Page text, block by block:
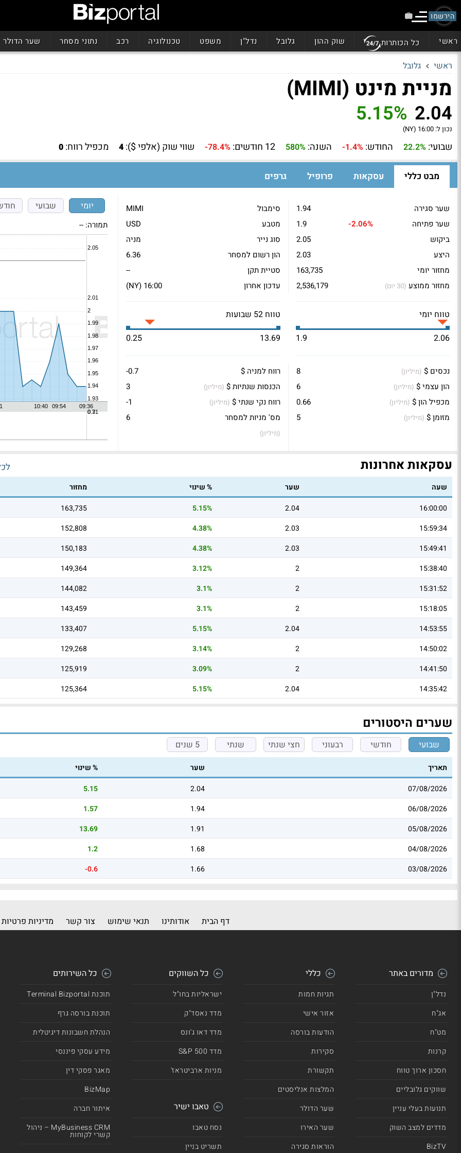
הירשמו
ראשי כל הכותרות שוק ההון גלובל נדל"ן משפט טכנולוגיה רכב נתוני מסחר שער הדולר
ראשי גלובל
מניית מינט (MIMI)
2.04
5.15%
נכון ל: 16:00 (NY)
שבועי: 22.2% החודש: -1.4% השנה: 580% 12 חודשים: -78.4% שווי שוק (אלפי $): 4 מכפיל רווח: 0
מבט כללי עסקאות פרופיל גרפים
שער סגירה
1.94
שער פתיחה
-2.06%
1.9
ביקוש
2.05
היצע
2.03
מחזור יומי
163,735
מחזור ממוצע (30 יום) 2,536,179
סימבול
MIMI
מטבע
USD
סוג נייר
מניה
הון רשום למסחר
6.36
סטיית תקן
--
עדכון אחרון
16:00 (NY)
טווח יומי
2.06
1.9
טווח 52 שבועות
13.69
0.25
נכסים $ (מיליון)
8
הון עצמי $ (מיליון)
6
מכפיל הון $ (מיליון)
0.66
מזומן $ (מיליון) 5
רווח למניה $
-0.7
הכנסות שנתיות $ (מיליון)
3
רווח נקי שנתי $ (מיליון)
-1
מס' מניות למסחר
(מיליון)
6
יומי שבועי
תמורה: --
עסקאות אחרונות
שעה שער % שינוי
מחזור
16:00:00
2.04
5.15%
163,735
15:59:34
2.03
4.38%
152,808
15:49:41
2.03
4.38%
150,183
15:38:40
2
3.12%
149,364
15:31:52
2
3.1%
144,082
15:18:05
2
3.1%
143,459
14:53:55
2.04
5.15%
133,407
14:50:02
2
3.14%
129,268
14:41:50
2
3.09%
125,919
14:35:42
2.04
5.15%
125,364
שערים היסטורים
שבועי חודשי רבעוני חצי שנתי שנתי 5 שנים
תאריך שער
% שינוי
07/08/2026
2.04
5.15
06/08/2026
1.94
1.57
05/08/2026
1.91
13.69
04/08/2026
1.68
1.2
03/08/2026
1.66
-0.6
דף הבית אודותינו תנאי שימוש צור קשר מדיניות פרטיות
מדורים באתר
נדל"ן
אג"ח
מט"ח
קרנות
חסכון ארוך טווח
שווקים גלובליים
תנועות בעלי עניין
מדדים למצב השוק
BizTV
כללי
תגיות חמות
אזור אישי
הודעות בורסה
סקירות
תקשורת
המלצות אנליסטים
שער הדולר
שער האירו
הוראות סגירה
כל השווקים
ישראליות בחו"ל
מדד נאסד"ק
מדד דאו ג'ונס
מדד 500 S&P
מניות ארביטראז'
טאבו ישיר
נסח טאבו
תשריט בניין
כל השירותים
תוכנת Terminal Bizportal
תוכנת בורסה גרף
הנהלת חשבונות דיגיטלית
מידע עסקי פיננסי
מאגר פסקי דין
BizMap
איתור חברה
MyBusiness CRM – ניהול
קשרי לקוחות